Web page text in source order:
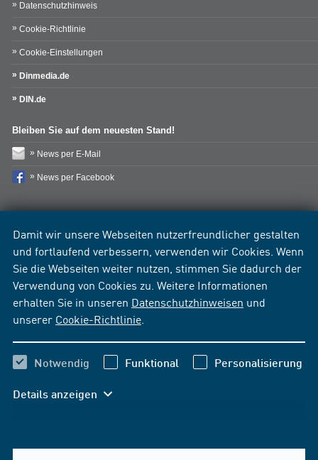
Damit wir unsere Webseiten nutzerfreundlicher gestalten
und fortlaufend verbessern, verwenden wir Cookies. Wenn
Sie die Webseiten weiter nutzen, stimmen Sie dadurch der
Verwendung von Cookies zu. Weitere Informationen
erhalten Sie in unseren Datenschutzhinweisen und
unserer Cookie-Richtlinie
Notwendig Funktional Personalisierung
Details anzeigen
Datenschutzhinweis
Cookie-Richtlinie
Cookie-Einstellungen
Dinmedia.de
DIN.de
Bleiben Sie auf dem neuesten Stand!
News per E-Mail
News per Facebook